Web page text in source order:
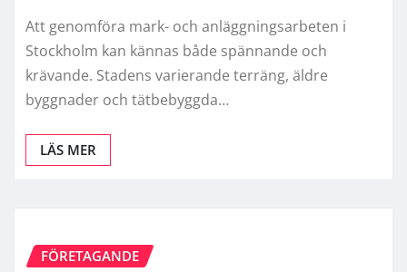
Att genomföra mark- och anläggningsarbeten i
Stockholm kan kännas både spännande och
krävande. Stadens varierande terräng, äldre
byggnader och tätbebyggda…
LÄS MER
FÖRETAGANDE